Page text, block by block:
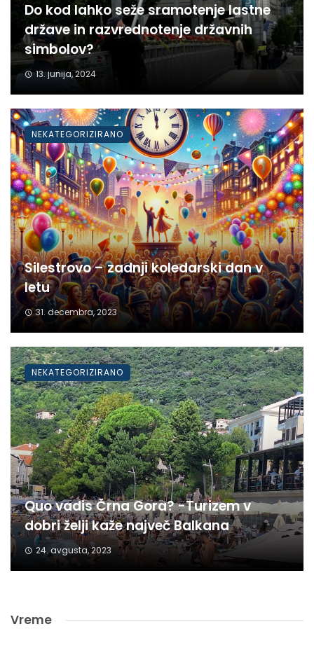
Do kod lahko seže sramotenje lastne
države in razvrednotenje državnih
simbolov?
13. junija, 2024
Silestrovo – zadnji koledarski dan v
letu
31. decembra, 2023
NEKATEGORIZIRANO
Quo vadis Črna Gora? -Turizem v
dobri želji kaže največ Balkana
24. avgusta, 2023
NEKATEGORIZIRANO
Vreme